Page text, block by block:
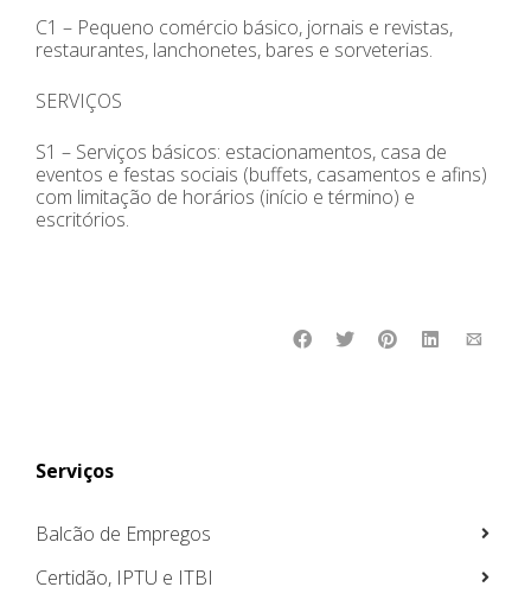
C1 – Pequeno comércio básico, jornais e revistas,
restaurantes, lanchonetes, bares e sorveterias.
SERVIÇOS
S1 – Serviços básicos: estacionamentos, casa de
eventos e festas sociais (buffets, casamentos e afins)
com limitação de horários (início e término) e
escritórios.
Serviços
Balcão de Empregos
Certidão, IPTU e ITBI